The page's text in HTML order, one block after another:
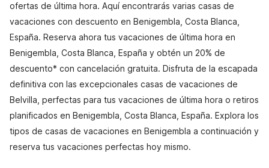
ofertas de última hora. Aquí encontrarás varias casas de
vacaciones con descuento en Benigembla, Costa Blanca,
España. Reserva ahora tus vacaciones de última hora en
Benigembla, Costa Blanca, España y obtén un 20% de
descuento* con cancelación gratuita. Disfruta de la escapada
definitiva con las excepcionales casas de vacaciones de
Belvilla, perfectas para tus vacaciones de última hora o retiros
planificados en Benigembla, Costa Blanca, España. Explora los
tipos de casas de vacaciones en Benigembla a continuación y
reserva tus vacaciones perfectas hoy mismo.